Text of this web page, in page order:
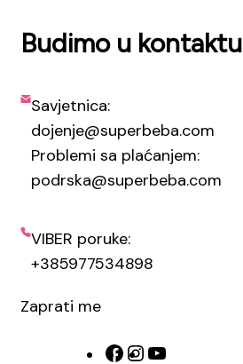
Budimo u kontaktu
Savjetnica:
dojenje@superbeba.com
Problemi sa plaćanjem:
podrska@superbeba.com
VIBER poruke:
+385977534898
Zaprati me